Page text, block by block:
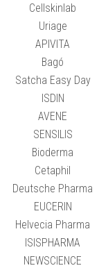
Cellskinlab
Uriage
APIVITA
Bagó
Satcha Easy Day
ISDIN
AVENE
SENSILIS
Bioderma
Cetaphil
Deutsche Pharma
EUCERIN
Helvecia Pharma
ISISPHARMA
NEWSCIENCE